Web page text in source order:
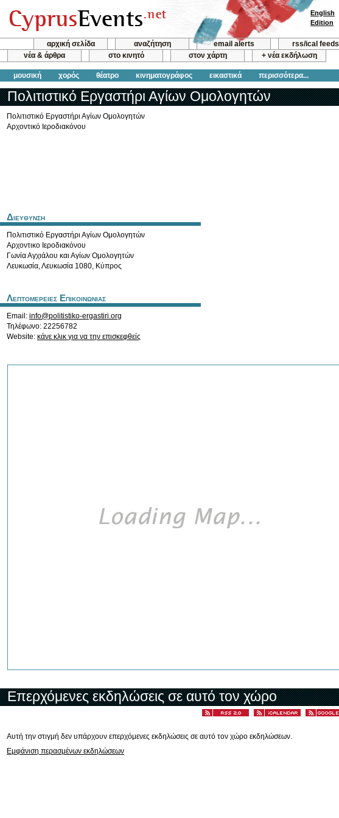
αρχική σελίδα αναζήτηση email alerts
rss/ical feeds
νέα & άρθρα
στο κινητό στον χάρτη + νέα εκδήλωση
μουσική χορός θέατρο κινηματογράφος εικαστικά περισσότερα...
English
Edition
Πολιτιστικό Εργαστήρι Αγίων Ομολογητών
Πολιτιστικό Εργαστήρι Αγίων Ομολογητών
Αρχοντικό Ιεροδιακόνου
Διευθυνση
Πολιτιστικό Εργαστήρι Αγίων Ομολογητών
Αρχοντικο Ιεροδιακόνου
Γωνία Αγχιάλου και Αγίων Ομολογητών
Λευκωσία,Λευκωσία 1080, Κύπρος
Λεπτομερειες Επικοινωνιας
Email: info@politistiko-ergastiri.org
Τηλέφωνο: 22256782
Website: κάνε κλικ για να την επισκεφθείς
Επερχόμενες εκδηλώσεις σε αυτό τον χώρο
Αυτή την στιγμή δεν υπάρχουν επερχόμενες εκδηλώσεις σε αυτό τον χώρο εκδηλώσεων.
Εμφάνιση περασμένων εκδηλώσεων